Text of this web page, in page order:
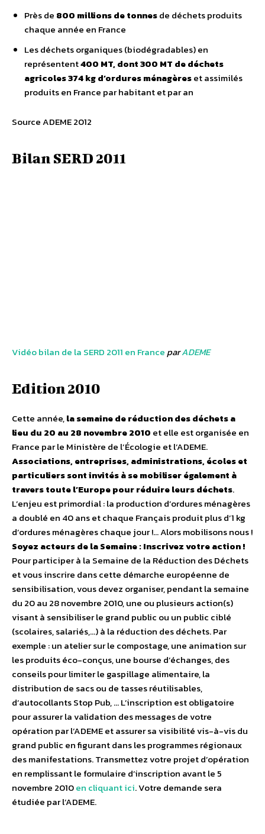
Près de 800 millions de tonnesde déchets produits
chaque année en France
Les déchets organiques (biodégradables) en
représentent400 MT, dont 300 MT de déchets
agricoles374 kg d’ordures ménagèreset assimilés
produits en France par habitant et par an
Source ADEME 2012
Bilan SERD 2011
Vidéo bilan de la SERD 2011 en FranceparADEME
Edition 2010
Cette année,la semaine de réduction des déchets a
lieu du 20 au 28 novembre 2010 et elle est organisée en
France par le Ministère de l’Écologie et l’ADEME.
Associations, entreprises, administrations, écoles et
particuliers sont invités à se mobiliser également à
travers toute l’Europe pour réduire leurs déchets.
L’enjeu est primordial : la production d’ordures ménagères
a doublé en 40 ans et chaque Français produit plus d’1 kg
d’ordures ménagères chaque jour !… Alors mobilisons nous !
Soyez acteurs de la Semaine : Inscrivez votre action !
Pour participer à la Semaine de la Réduction des Déchets
et vous inscrire dans cette démarche européenne de
sensibilisation, vous devez organiser, pendant la semaine
du 20 au 28 novembre 2010, une ou plusieurs action(s)
visant à sensibiliser le grand public ou un public ciblé
(scolaires, salariés,…) à la réduction des déchets. Par
exemple : un atelier sur le compostage, une animation sur
les produits éco-conçus, une bourse d’échanges, des
conseils pour limiter le gaspillage alimentaire, la
distribution de sacs ou de tasses réutilisables,
d’autocollants Stop Pub, … L’inscription est obligatoire
pour assurer la validation des messages de votre
opération par l’ADEME et assurer sa visibilité vis-à-vis du
grand public en figurant dans les programmes régionaux
des manifestations. Transmettez votre projet d’opération
en remplissant le formulaire d’inscription avant le 5
novembre 2010en cliquant ici. Votre demande sera
étudiée par l’ADEME.